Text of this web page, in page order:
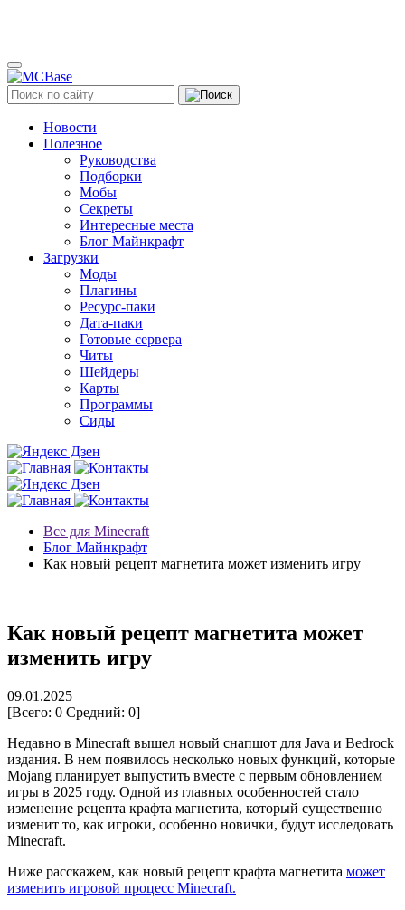
Новости
Полезное
Руководства
Подборки
Мобы
Секреты
Интересные места
Блог Майнкрафт
Загрузки
Моды
Плагины
Ресурс-паки
Дата-паки
Готовые сервера
Читы
Шейдеры
Карты
Программы
Сиды
Все для Minecraft
Блог Майнкрафт
Как новый рецепт магнетита может изменить игру
Как новый рецепт магнетита может
изменить игру
09.01.2025
[Всего: 0 Средний: 0]
Недавно в Minecraft вышел новый снапшот для Java и Bedrock
издания. В нем появилось несколько новых функций, которые
Mojang планирует выпустить вместе с первым обновлением
игры в 2025 году. Одной из главных особенностей стало
изменение рецепта крафта магнетита, который существенно
изменит то, как игроки, особенно новички, будут исследовать
Minecraft.
Ниже расскажем, как новый рецепт крафта магнетита может
изменить игровой процесс Minecraft.